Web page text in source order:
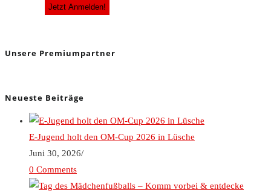
Unsere Premiumpartner
Neueste Beiträge
E-Jugend holt den OM-Cup 2026 in Lüsche
Juni 30, 2026/
0 Comments